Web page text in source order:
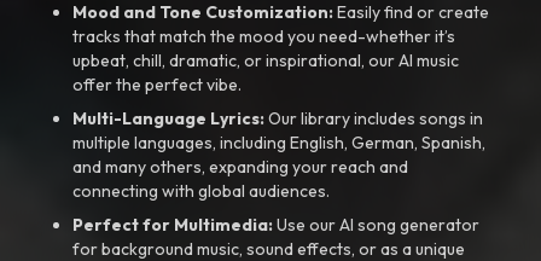
Mood and Tone Customization:Easily find or create
tracks that match the mood you need-whether it’s
upbeat, chill, dramatic, or inspirational, our AI music
offer the perfect vibe.
Multi-Language Lyrics:Our library includes songs in
multiple languages, including English, German, Spanish,
and many others, expanding your reach and
connecting with global audiences.
Perfect for Multimedia:Use our AI song generator
for background music, sound effects, or as a unique